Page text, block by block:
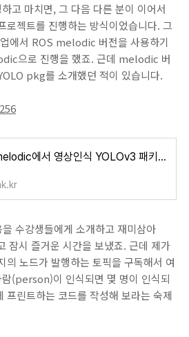
고 마치면, 그 다음 다른 분이 이어서
로젝트를 진행하는 방식이었습니다. 그
에서 ROS melodic 버전을 사용하기
으로 진행을 했죠. 근데 melodic 버
pkg를 소개했던 적이 있습니다.
ROS melodic에서 영상인식 YOLOv3 패키지 세팅하기
수강생들에게 소개하고 재미삼아
잠시 즐거운 시간을 보냈죠. 근데 제가
의 노드가 발행하는 토픽을 구독해서 여
(person)이 인식되면 몇 명이 인식되
프린트하는 코드를 작성해 보라는 숙제